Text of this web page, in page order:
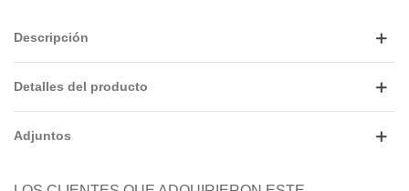
Descripción
Detalles del producto
Adjuntos